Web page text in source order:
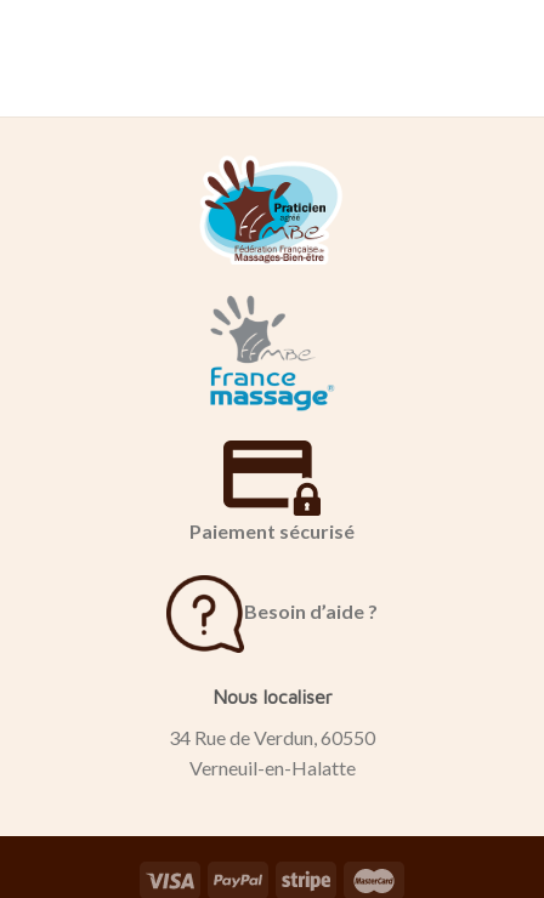
Paiement sécurisé
Besoin d’aide ?
Nous localiser
34 Rue de Verdun, 60550
Verneuil-en-Halatte